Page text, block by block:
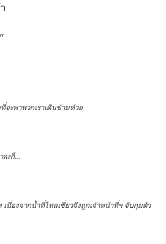
จะพาพวกเราเดินข้ามห้วย
ละก็…
นื่องจากน้ำที่ไหลเชี่ยวจึงถูกเจ้าหน้าที่ฯ จับกุมตัว